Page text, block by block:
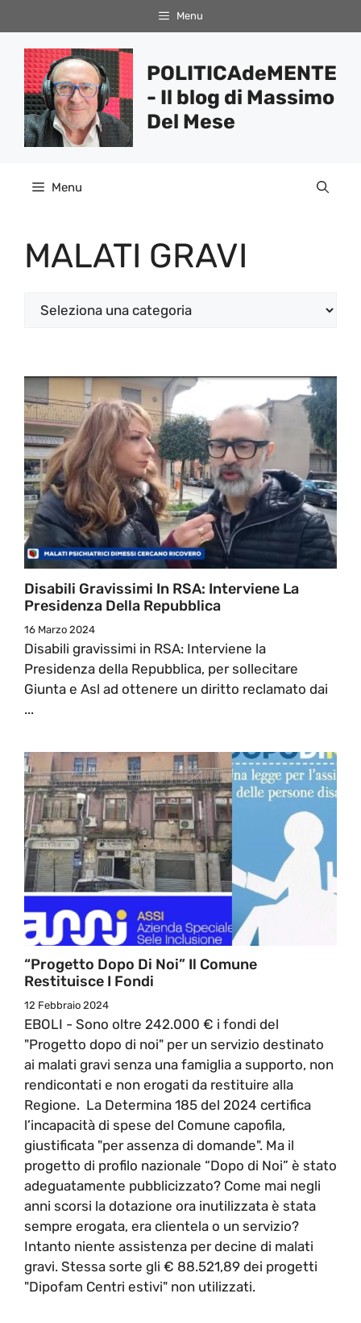
al
contenuto
Menu
POLITICAdeMENTE
- Il blog di Massimo
Del Mese
Menu
MALATI GRAVI
Categorie
Disabili Gravissimi In RSA: Interviene La
Presidenza Della Repubblica
16 Marzo 2024
Disabili gravissimi in RSA: Interviene la
Presidenza della Repubblica, per sollecitare
Giunta e Asl ad ottenere un diritto reclamato dai
...
“Progetto Dopo Di Noi” Il Comune
Restituisce I Fondi
12 Febbraio 2024
EBOLI - Sono oltre 242.000 € i fondi del
"Progetto dopo di noi" per un servizio destinato
ai malati gravi senza una famiglia a supporto, non
rendicontati e non erogati da restituire alla
Regione. La Determina 185 del 2024 certifica
l’incapacità di spese del Comune capofila,
giustificata "per assenza di domande". Ma il
progetto di profilo nazionale “Dopo di Noi” è stato
adeguatamente pubblicizzato? Come mai negli
anni scorsi la dotazione ora inutilizzata è stata
sempre erogata, era clientela o un servizio?
Intanto niente assistenza per decine di malati
gravi. Stessa sorte gli € 88.521,89 dei progetti
"Dipofam Centri estivi" non utilizzati.